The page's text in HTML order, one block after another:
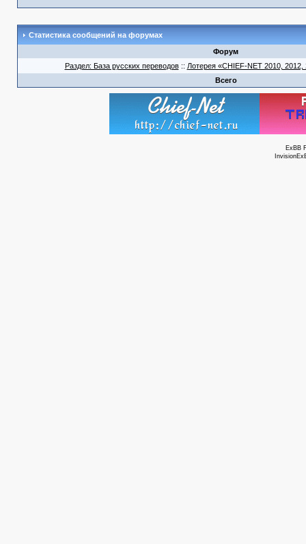
Статистика сообщений на форумах
Форум
Раздел: База русских переводов:: Лотерея «CHIEF-NET 2010, 2012,
Всего
ExBB